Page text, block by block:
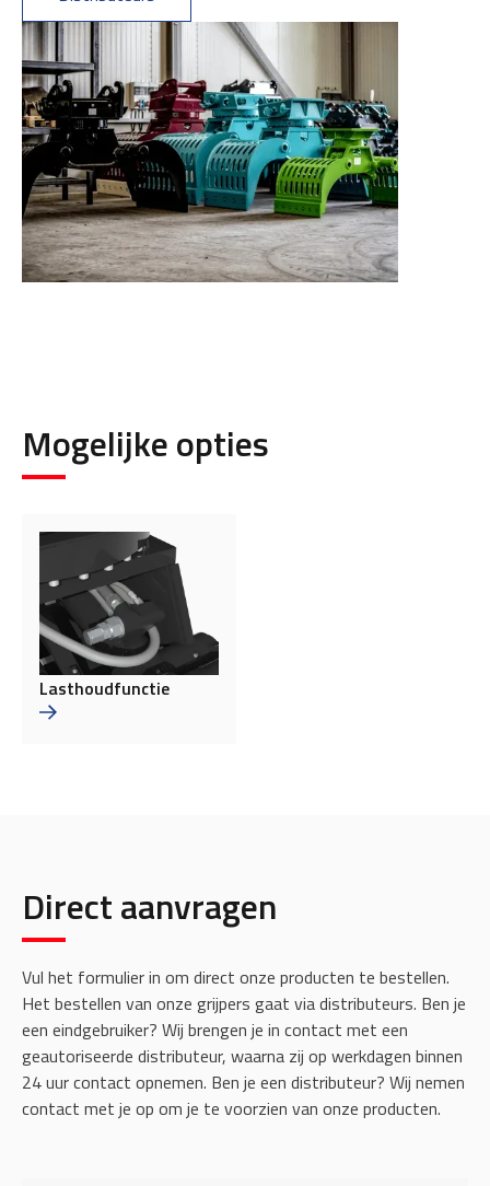
Mogelijke opties
Lasthoudfunctie
Direct aanvragen
Vul het formulier in om direct onze producten te bestellen.
Het bestellen van onze grijpers gaat via distributeurs. Ben je
een eindgebruiker? Wij brengen je in contact met een
geautoriseerde distributeur, waarna zij op werkdagen binnen
24 uur contact opnemen. Ben je een distributeur? Wij nemen
contact met je op om je te voorzien van onze producten.